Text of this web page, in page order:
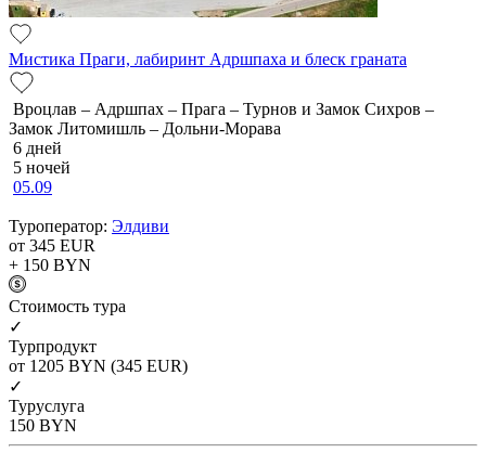
Мистика Праги, лабиринт Адршпаха и блеск граната
Вроцлав – Адршпах – Прага – Турнов и Замок Сихров –
Замок Литомишль – Дольни-Морава
6 дней
5 ночей
05.09
Туроператор: Элдиви
от 345 EUR
+ 150 BYN
Cтоимость тура
✓
Турпродукт
от 1205 BYN (345 EUR)
✓
Туруслуга
150 BYN